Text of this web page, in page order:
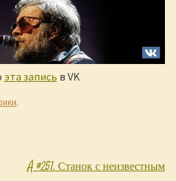
эта запись в VK
.
Å #251. Станок с неизвестным